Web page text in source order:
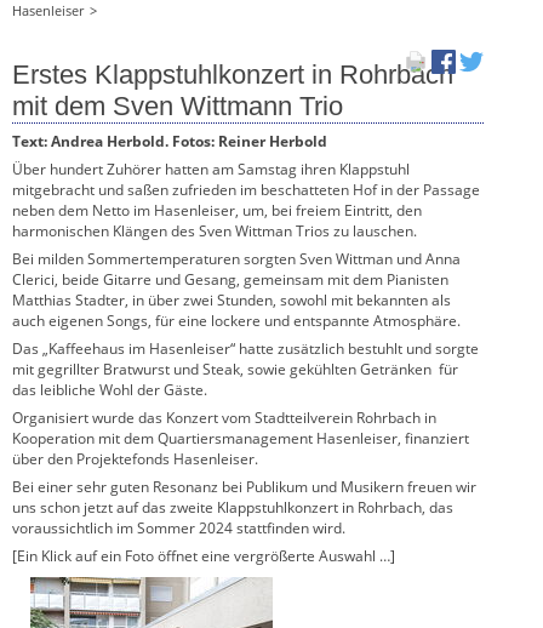
Hasenleiser
Erstes Klappstuhlkonzert in Rohrbach
mit dem Sven Wittmann Trio
Text: Andrea Herbold. Fotos: Reiner Herbold
Über hundert Zuhörer hatten am Samstag ihren Klappstuhl
mitgebracht und saßen zufrieden im beschatteten Hof in der Passage
neben dem Netto im Hasenleiser, um, bei freiem Eintritt, den
harmonischen Klängen des Sven Wittman Trios zu lauschen.
Bei milden Sommertemperaturen sorgten Sven Wittman und Anna
Clerici, beide Gitarre und Gesang, gemeinsam mit dem Pianisten
Matthias Stadter, in über zwei Stunden, sowohl mit bekannten als
auch eigenen Songs, für eine lockere und entspannte Atmosphäre.
Das „Kaffeehaus im Hasenleiser“ hatte zusätzlich bestuhlt und sorgte
mit gegrillter Bratwurst und Steak, sowie gekühlten Getränken für
das leibliche Wohl der Gäste.
Organisiert wurde das Konzert vom Stadtteilverein Rohrbach in
Kooperation mit dem Quartiersmanagement Hasenleiser, finanziert
über den Projektefonds Hasenleiser.
Bei einer sehr guten Resonanz bei Publikum und Musikern freuen wir
uns schon jetzt auf das zweite Klappstuhlkonzert in Rohrbach, das
voraussichtlich im Sommer 2024 stattfinden wird.
[Ein Klick auf ein Foto öffnet eine vergrößerte Auswahl …]